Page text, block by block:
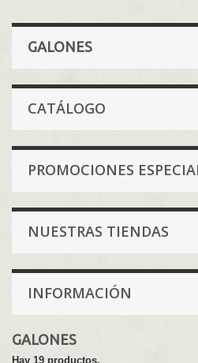
GALONES
CATÁLOGO
PROMOCIONES
NUESTRAS TIENDAS
INFORMACIÓN
GALONES
Hay 19 productos.